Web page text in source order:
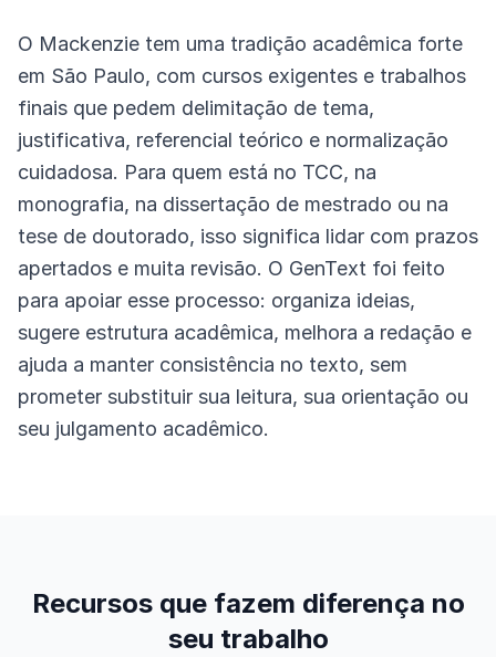
O Mackenzie tem uma tradição acadêmica forte
em São Paulo, com cursos exigentes e trabalhos
finais que pedem delimitação de tema,
justificativa, referencial teórico e normalização
cuidadosa. Para quem está no TCC, na
monografia, na dissertação de mestrado ou na
tese de doutorado, isso significa lidar com prazos
apertados e muita revisão. O GenText foi feito
para apoiar esse processo: organiza ideias,
sugere estrutura acadêmica, melhora a redação e
ajuda a manter consistência no texto, sem
prometer substituir sua leitura, sua orientação ou
seu julgamento acadêmico.
Recursos que fazem diferença no
seu trabalho